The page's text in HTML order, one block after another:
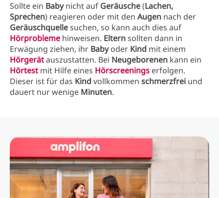
Sollte ein Babynicht auf Geräusche(Lachen,
Sprechen) reagieren oder mit den Augen nach der
Geräuschquellesuchen, so kann auch dies auf
Hörprobleme hinweisen. Elternsollten dann in
Erwägung ziehen, ihr Babyoder Kind mit einem
Hörgerätauszustatten. Bei Neugeborenen kann ein
Hörtest mit Hilfe eines Hörscreenings erfolgen.
Dieser ist für das Kindvollkommen schmerzfrei und
dauert nur wenige Minuten.